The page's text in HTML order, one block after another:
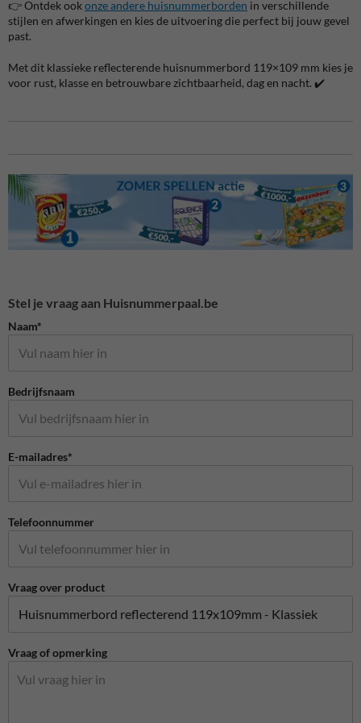
👉 Ontdek ookonze andere huisnummerborden in verschillende
stijlen en afwerkingen en kies de uitvoering die perfect bij jouw gevel
past.
Met dit klassieke reflecterende huisnummerbord 119×109 mm kies je
voor rust, klasse en betrouwbare zichtbaarheid, dag en nacht. ✔️
Stel je vraag aan Huisnummerpaal.be
Naam*
Bedrijfsnaam
E-mailadres*
Telefoonnummer
Vraag over product
Vraag of opmerking